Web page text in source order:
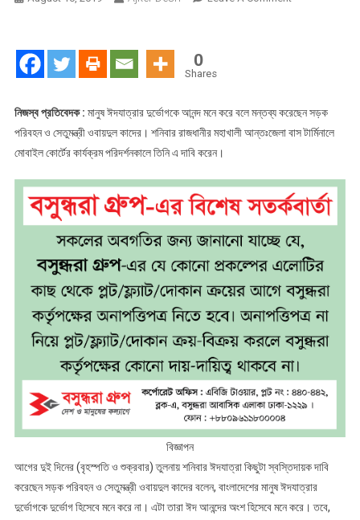
করে
0
Shares
নিজস্ব প্রতিবেদক : মানুষ ঈদযাত্রার দুর্ভোগকে আনন্দ মনে করে বলে মন্তব্য করেছেন সড়ক
পরিবহন ও সেতুমন্ত্রী ওবায়দুল কাদের। শনিবার রাজধানীর মহাখালী আন্তঃজেলা বাস টার্মিনালে
মোবাইল কোর্টের কার্যক্রম পরিদর্শনকালে তিনি এ দাবি করেন।
বিজ্ঞাপন
আগের দুই দিনের (বৃহস্পতি ও শুক্রবার) তুলনায় শনিবার ঈদযাত্রা কিছুটা স্বস্তিদায়ক দাবি
করেছেন সড়ক পরিবহন ও সেতুমন্ত্রী ওবায়দুল কাদের বলেন, বাংলাদেশের মানুষ ঈদযাত্রার
দুর্ভোগকে দুর্ভোগ হিসেবে মনে করে না। এটা তারা ঈদ আনন্দের অংশ হিসেবে মনে করে। তবে,